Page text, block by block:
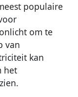
populaire
om te
van
kan
het